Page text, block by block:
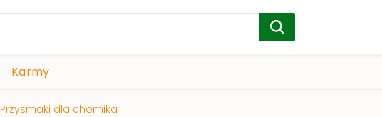
Karmy
Przysmaki dla chomika